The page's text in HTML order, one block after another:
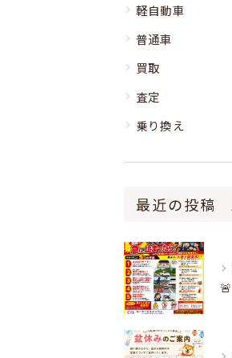
軽自動車
普通車
買取
査定
乗り換え
最近の投稿